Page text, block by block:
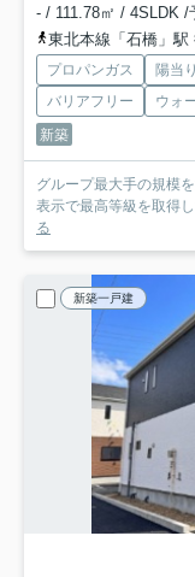
- / 111.78㎡ / 4SLDK /
東北本線「石橋」駅
プロパンガス 陽当
バリアフリー
ウォ
新築
グループ最大手の規模
表示で最高等級を取得
る
新築一戸建